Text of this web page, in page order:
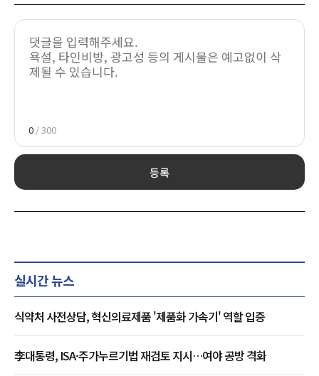
0 / 300
등록
실시간 뉴스
식약처 사전상담, 혁신의료제품 '제품화 가속기' 역할 입증
李대통령, ISA·주가누르기법 재검토 지시…여야 공방 격화